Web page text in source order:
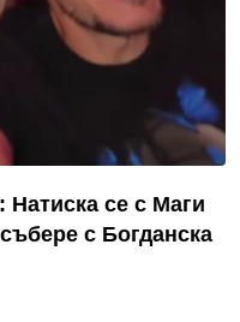
Натиска се с Маги
с Богданска